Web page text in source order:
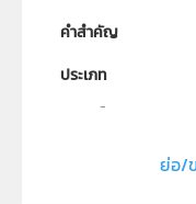
คำสำคัญ
ประเภท
ย่อ/